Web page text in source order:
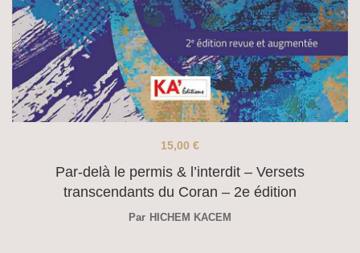
Par-delà le permis & l’interdit – Versets
transcendants du Coran – 2e édition
15,00 €
Par HICHEM KACEM